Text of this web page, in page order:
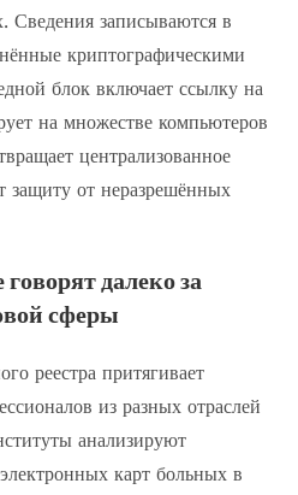
Сведения записываются в
криптографическими
блок включает ссылку на
на множестве компьютеров
централизованное
защиту от неразрешённых
далеко за
сферы
реестра притягивает
из разных отраслей
анализируют
карт больных в